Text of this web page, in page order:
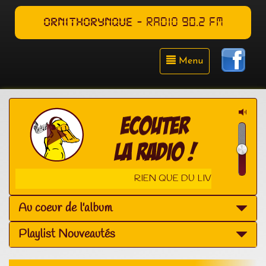
ORNITHORYNQUE - RADIO 90.2 FM
Menu
RIEN QUE DU LIVE
Au coeur de l'album
Playlist Nouveautés